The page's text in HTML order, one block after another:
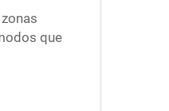
que
nítido.